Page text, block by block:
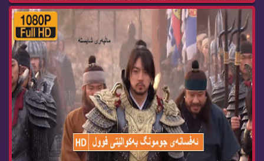
زنجیره‌ درامای ئه‌فسانه‌ی جومونگ ئه‌ڵقه‌ی jumon...